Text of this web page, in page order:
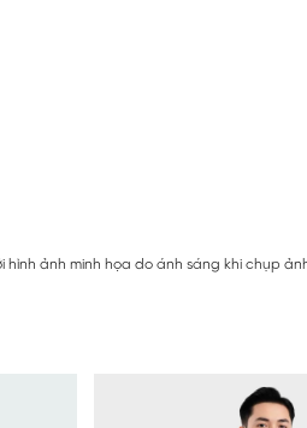
ảnh minh họa do ánh sáng khi chụp